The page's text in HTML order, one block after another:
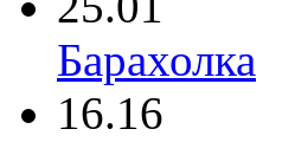
Барахолка
16.16